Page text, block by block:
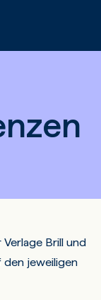
Brillund
jeweiligen